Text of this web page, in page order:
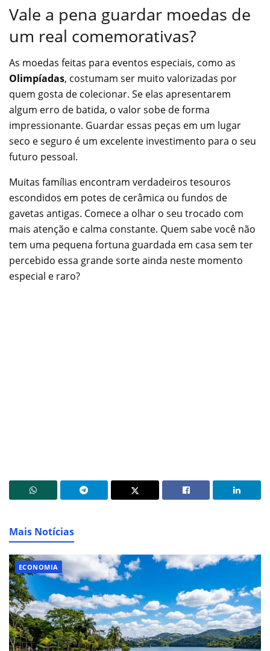
Vale a pena guardar moedas de
um real comemorativas?
As moedas feitas para eventos especiais, como as
Olimpíadas, costumam ser muito valorizadas por
quem gosta de colecionar. Se elas apresentarem
algum erro de batida, o valor sobe de forma
impressionante. Guardar essas peças em um lugar
seco e seguro é um excelente investimento para o seu
futuro pessoal.
Muitas famílias encontram verdadeiros tesouros
escondidos em potes de cerâmica ou fundos de
gavetas antigas. Comece a olhar o seu trocado com
mais atenção e calma constante. Quem sabe você não
tem uma pequena fortuna guardada em casa sem ter
percebido essa grande sorte ainda neste momento
especial e raro?
Mais Notícias
ECONOMIA